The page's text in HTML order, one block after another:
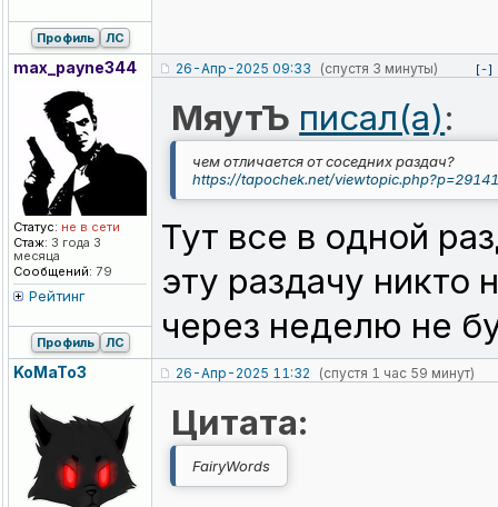
Профиль ЛС
max_payne344
Статус: не в сети
Стаж: 3 года 3
месяца
Сообщений: 79
Рейтинг
26-Апр-2025 09:33 (спустя 3 минуты) [-]
МяутЪ писал(а):
чем отличается от соседних раздач?
https://tapochek.net/
Тут все в одной
эту раздачу никто
через неделю не
Профиль ЛС
KoMaTo3 26-Апр-2025 11:32 (спустя 1 час 59 минут)
Цитата:
FairyWords